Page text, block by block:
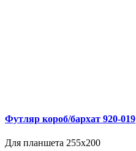
Футляр короб/бархат 920‑019
Для планшета 255х200